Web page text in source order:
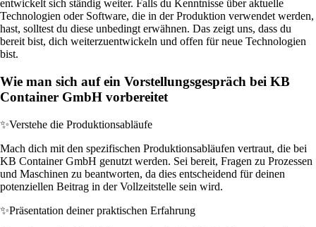
entwickelt sich ständig weiter. Falls du Kenntnisse über aktuelle
Technologien oder Software, die in der Produktion verwendet werden,
hast, solltest du diese unbedingt erwähnen. Das zeigt uns, dass du
bereit bist, dich weiterzuentwickeln und offen für neue Technologien
bist.
Wie man sich auf ein Vorstellungsgespräch bei KB
Container GmbH vorbereitet
✨Verstehe die Produktionsabläufe
Mach dich mit den spezifischen Produktionsabläufen vertraut, die bei
KB Container GmbH genutzt werden. Sei bereit, Fragen zu Prozessen
und Maschinen zu beantworten, da dies entscheidend für deinen
potenziellen Beitrag in der Vollzeitstelle sein wird.
✨Präsentation deiner praktischen Erfahrung